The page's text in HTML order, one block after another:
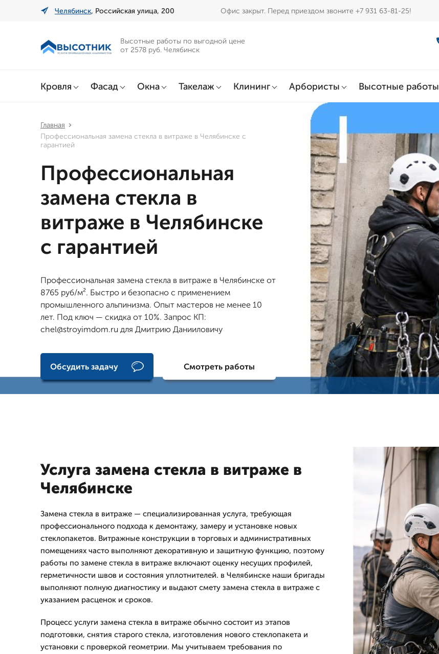
Челябинск, Российская улица, 200 Офис закрыт. Перед приездом звоните +7 931 63-81-25!
Высотные работы по выгодной цене
от 2578 руб. Челябинск
Кровля Фасад Окна Такелаж Клининг Арбористы Высотные работы
Главная
Профессиональная замена стекла в витраже в Челябинске с
гарантией
Профессиональная
замена стекла в
витраже в Челябинске
с гарантией
Профессиональная замена стекла в витраже в Челябинске от
8765 руб/м². Быстро и безопасно с применением
промышленного альпинизма. Опыт мастеров не менее 10
лет. Под ключ — скидка от 10%. Запрос КП:
chel@stroyimdom.ru для Дмитрию Данииловичу
Обсудить задачу Смотреть работы
Услуга замена стекла в витраже в
Челябинске
Замена стекла в витраже — специализированная услуга, требующая
профессионального подхода к демонтажу, замеру и установке новых
стеклопакетов. Витражные конструкции в торговых и административных
помещениях часто выполняют декоративную и защитную функцию, поэтому
работы по замене стекла в витраже включают оценку несущих профилей,
герметичности швов и состояния уплотнителей. в Челябинске наши бригады
выполняют полную диагностику и выдают смету замена стекла в витраже с
указанием расценок и сроков.
Процесс услуги замена стекла в витраже обычно состоит из этапов
подготовки, снятия старого стекла, изготовления нового стеклопакета и
установки с проверкой геометрии. Мы учитываем требования по